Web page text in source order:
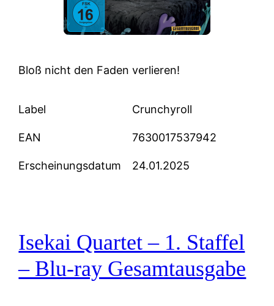
Bloß nicht den Faden verlieren!
Label Crunchyroll
EAN 7630017537942
Erscheinungsdatum 24.01.2025
Isekai Quartet – 1. Staffel
– Blu-ray Gesamtausgabe